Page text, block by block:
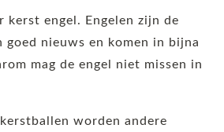
kerst engel. Engelen zijn de
goed nieuws en komen in bijna
mag de engel niet missen in
worden andere